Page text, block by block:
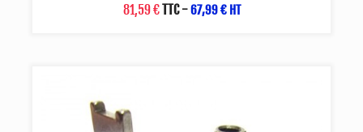
81,59 €TTC-67,99 € HT